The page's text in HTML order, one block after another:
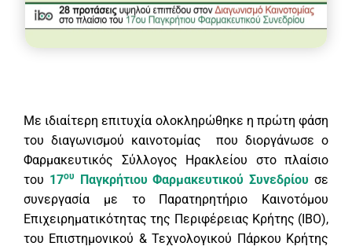
Με ιδιαίτερη επιτυχία ολοκληρώθηκε η πρώτη φάση
του διαγωνισμού καινοτομίας που διοργάνωσε ο
Φαρμακευτικός Σύλλογος Ηρακλείου στο πλαίσιο
του 17ου Παγκρήτιου Φαρμακευτικού Συνεδρίου σε
συνεργασία με το Παρατηρητήριο Καινοτόμου
Επιχειρηματικότητας της Περιφέρειας Κρήτης (IBO),
του Επιστημονικού & Τεχνολογικού Πάρκου Κρήτης